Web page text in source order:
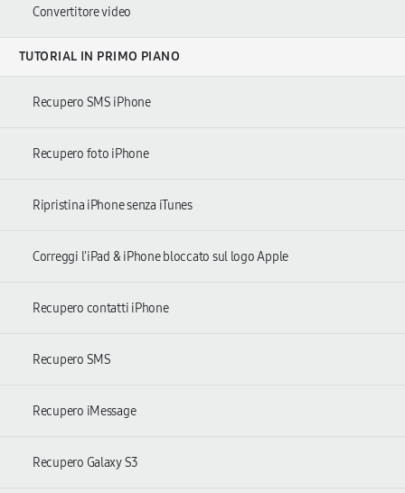
Convertitore video
TUTORIAL IN PRIMO PIANO
Recupero SMS iPhone
Recupero foto iPhone
Ripristina iPhone senza iTunes
Correggi l'iPad & iPhone bloccato sul logo Apple
Recupero contatti iPhone
Recupero SMS
Recupero iMessage
Recupero Galaxy S3